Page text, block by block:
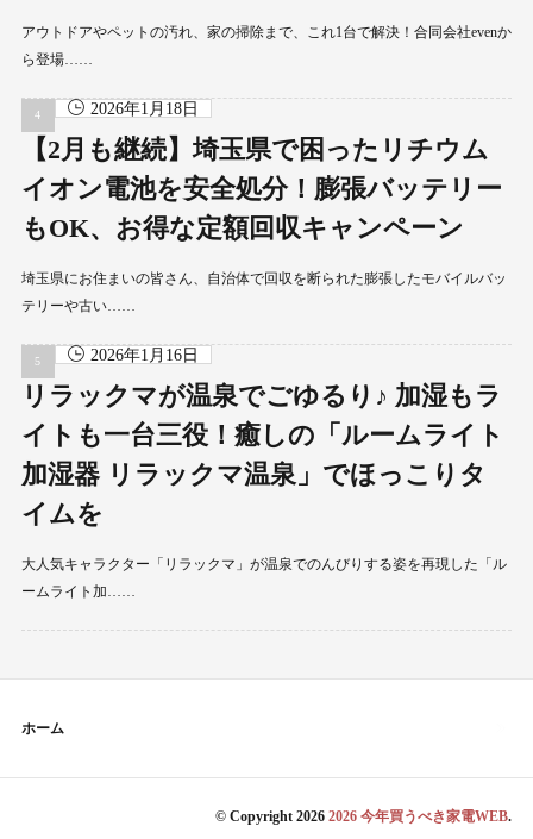
アウトドアやペットの汚れ、家の掃除まで、これ1台で解決！合同会社evenか
ら登場……
2026年1月18日
【2月も継続】埼玉県で困ったリチウム
イオン電池を安全処分！膨張バッテリー
もOK、お得な定額回収キャンペーン
埼玉県にお住まいの皆さん、自治体で回収を断られた膨張したモバイルバッ
テリーや古い……
2026年1月16日
リラックマが温泉でごゆるり♪ 加湿もラ
イトも一台三役！癒しの「ルームライト
加湿器 リラックマ温泉」でほっこりタ
イムを
大人気キャラクター「リラックマ」が温泉でのんびりする姿を再現した「ル
ームライト加……
ホーム
© Copyright 20262026 今年買うべき家電WEB.